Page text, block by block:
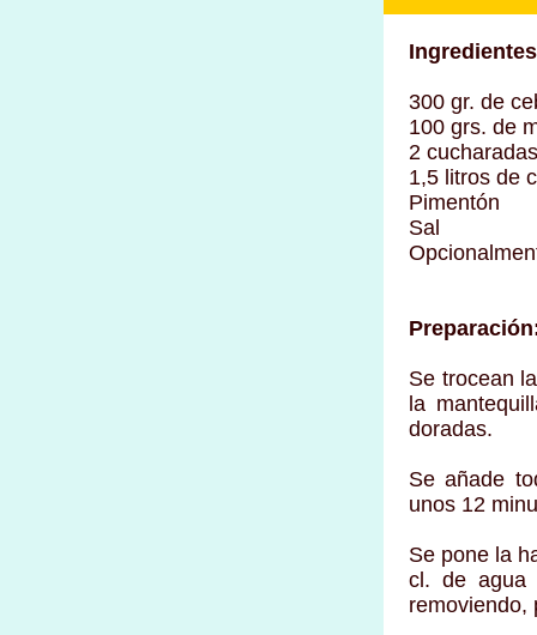
300 gr. de
100 grs. de
2
1,5 litros de
Pimentón
Sal
Se trocean
la
doradas.
Se añade
unos 12
Se pone la
cl. de agua
removiendo,